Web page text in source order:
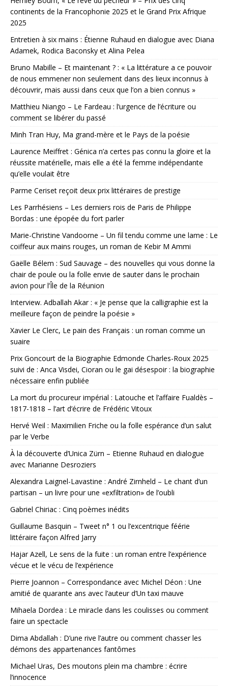
continents de la Francophonie 2025 et le Grand Prix Afrique
2025
Entretien à six mains : Étienne Ruhaud en dialogue avec Diana
Adamek, Rodica Baconsky et Alina Pelea
Bruno Mabille – Et maintenant ? : « La littérature a ce pouvoir
de nous emmener non seulement dans des lieux inconnus à
découvrir, mais aussi dans ceux que l’on a bien connus »
Matthieu Niango – Le Fardeau : l’urgence de l’écriture ou
comment se libérer du passé
Minh Tran Huy, Ma grand-mère et le Pays de la poésie
Laurence Meiffret : Génica n’a certes pas connu la gloire et la
réussite matérielle, mais elle a été la femme indépendante
qu’elle voulait être
Parme Ceriset reçoit deux prix littéraires de prestige
Les Parrhésiens – Les derniers rois de Paris de Philippe
Bordas : une épopée du fort parler
Marie-Christine Vandoorne – Un fil tendu comme une lame : Le
coiffeur aux mains rouges, un roman de Kebir M Ammi
Gaëlle Bélem : Sud Sauvage – des nouvelles qui vous donne la
chair de poule ou la folle envie de sauter dans le prochain
avion pour l’Île de la Réunion
Interview. Adballah Akar : « Je pense que la calligraphie est la
meilleure façon de peindre la poésie »
Xavier Le Clerc, Le pain des Français : un roman comme un
suaire
Prix Goncourt de la Biographie Edmonde Charles-Roux 2025
suivi de : Anca Visdei, Cioran ou le gai désespoir : la biographie
nécessaire enfin publiée
La mort du procureur impérial : Latouche et l’affaire Fualdès –
1817-1818 – l’art d’écrire de Frédéric Vitoux
Hervé Weil : Maximilien Friche ou la folle espérance d’un salut
par le Verbe
À la découverte d’Unica Zürn – Etienne Ruhaud en dialogue
avec Marianne Desroziers
Alexandra Laignel-Lavastine : André Zirnheld – Le chant d’un
partisan – un livre pour une «exfiltration» de l’oubli
Gabriel Chiriac : Cinq poèmes inédits
Guillaume Basquin – Tweet n° 1 ou l’excentrique féérie
littéraire façon Alfred Jarry
Hajar Azell, Le sens de la fuite : un roman entre l’expérience
vécue et le vécu de l’expérience
Pierre Joannon – Correspondance avec Michel Déon : Une
amitié de quarante ans avec l’auteur d’Un taxi mauve
Mihaela Dordea : Le miracle dans les coulisses ou comment
faire un spectacle
Dima Abdallah : D’une rive l’autre ou comment chasser les
démons des appartenances fantômes
Michael Uras, Des moutons plein ma chambre : écrire
l’innocence